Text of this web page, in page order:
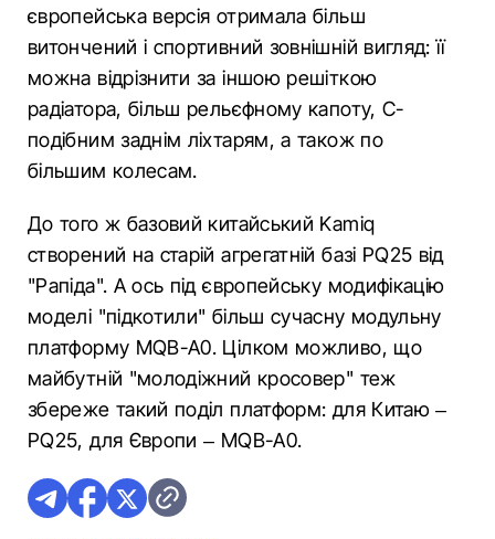
європейська версія отримала більш
витончений і спортивний зовнішній вигляд: її
можна відрізнити за іншою решіткою
радіатора, більш рельєфному капоту, С-
подібним заднім ліхтарям, а також по
більшим колесам.
До того ж базовий китайський Kamiq
створений на старій агрегатній базі PQ25 від
"Рапіда". А ось під європейську модифікацію
моделі "підкотили" більш сучасну модульну
платформу MQB-A0. Цілком можливо, що
майбутній "молодіжний кросовер" теж
збереже такий поділ платформ: для Китаю –
PQ25, для Європи – MQB-A0.